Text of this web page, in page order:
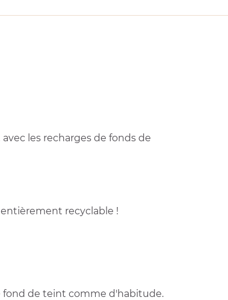
les recharges de fonds de
recyclable !
fond de teint comme d'habitude.